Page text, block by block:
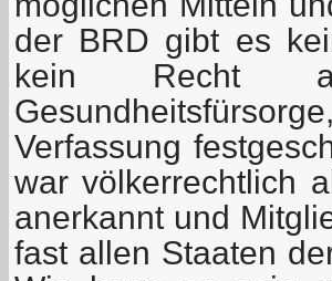
der BRD gibt es
kein Recht
Verfassung
war völkerrechtlich
anerkannt und
fast allen Staaten